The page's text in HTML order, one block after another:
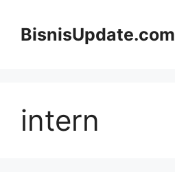
BisnisUpdate.com
intern